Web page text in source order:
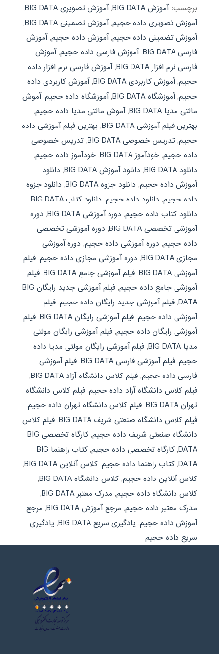
برچسب:آموزش BIG DATA ,آموزش تصویری BIG DATA
,
آموزش تصویری داده حجيم,آموزش تضمینی BIG DATA
,
آموزش تضمینی داده حجيم,آموزش داده حجيم,آموزش
فارسی BIG DATA
,آموزش فارسی داده حجيم,آموزش
فارسی نرم افزار BIG DATA
,آموزش فارسی نرم افزار داده
حجيم,آموزش کاربردی BIG DATA ,آموزش کاربردی داده
حجيم,آموزشگاه BIG DATA ,آموزشگاه داده حجيم,آموش
مالتی مدیا BIG DATA
,آموش مالتی مدیا داده حجيم,
بهترین فیلم آموزشی BIG DATA
, بهترین فیلم آموزشی داده
حجيم, تدریس خصوصی BIG DATA , تدریس خصوصی
داده حجيم, خودآموز BIG DATA , خودآموز داده حجيم,
دانلود BIG DATA
, دانلود آموزش BIG DATA , دانلود
آموزش داده حجيم, دانلود جزوه BIG DATA , دانلود جزوه
داده حجيم, دانلود داده حجيم, دانلود کتاب BIG DATA
,
دانلود کتاب داده حجيم, دوره آموزشی BIG DATA , دوره
آموزشی تخصصی BIG DATA
, دوره آموزشی تخصصی
داده حجيم, دوره آموزشی داده حجيم, دوره آموزشی
مجازی BIG DATA
, دوره آموزشی مجازی داده حجيم, فیلم
آموزشی BIG DATA
, فیلم آموزشی جامع BIG DATA , فیلم
آموزشی جامع داده حجيم,
فیلم آموزشی جدید رایگان BIG
DATA
, فیلم آموزشی جدید رایگان داده حجيم, فیلم
آموزشی داده حجيم, فیلم آموزشی رایگان BIG DATA , فیلم
آموزشی رایگان داده حجيم, فیلم آموزشی رایگان مولتی
مدیا BIG DATA
, فیلم آموزشی رایگان مولتی مدیا داده
حجيم, فیلم آموزشی فارسی BIG DATA , فیلم آموزشی
فارسی داده حجيم, فیلم کلاس دانشگاه آزاد BIG DATA
,
فیلم کلاس دانشگاه آزاد داده حجيم, فیلم کلاس دانشگاه
تهران BIG DATA
, فیلم کلاس دانشگاه تهران داده حجيم,
فیلم کلاس دانشگاه صنعتی شریف BIG DATA
, فیلم کلاس
دانشگاه صنعتی شریف داده حجيم,
کارگاه تخصصی BIG
DATA
, کارگاه تخصصی داده حجيم,
کتاب راهنما BIG
DATA
, کتاب راهنما داده حجيم, کلاس آنلاین BIG DATA
,
کلاس آنلاین داده حجيم, کلاس دانشگاه BIG DATA
,
کلاس دانشگاه داده حجيم, مدرک معتبر BIG DATA
,
مدرک معتبر داده حجيم, مرجع آموزش BIG DATA , مرجع
آموزش داده حجيم, یادگیری سریع BIG DATA , یادگیری
سریع داده حجيم